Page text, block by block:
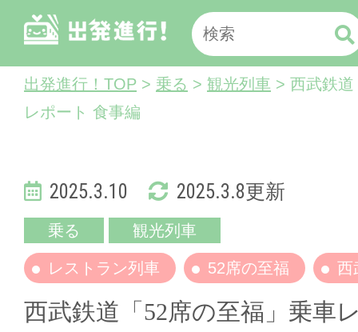
出発進行！TOP > 乗る > 観光列車 > 西武鉄
レポート 食事編
2025.3.10 2025.3.8更新
乗る 観光列車
レストラン列車 52席の至福 西
西武鉄道「52席の至福」乗車